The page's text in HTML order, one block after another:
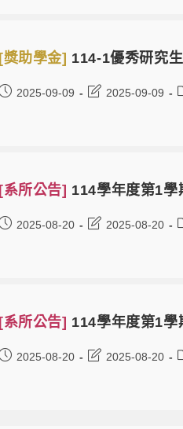
[獎助學金] 114-1優秀研究
2025-09-09 2025-09-09
[系所公告] 114學年度第1
2025-08-20 2025-08-20
[系所公告] 114學年度第1
2025-08-20 2025-08-20